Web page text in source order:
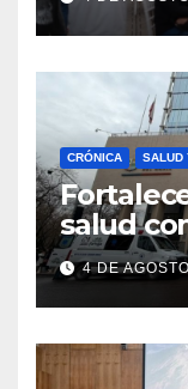
impacto
CRÓNICA SALUD
salud
nuevas
4 DE